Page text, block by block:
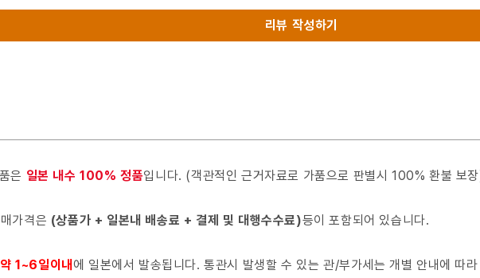
리뷰 작성하기
은 일본 내수 100% 정품입니다. (객관적인 근거자료로 가품으로 판별시 100% 환불 보
가격은 (상품가 + 일본내 배송료 + 결제 및 대행수수료)등이 포함되어 있습니다.
약 1~6일이내에 일본에서 발송됩니다. 통관시 발생할 수 있는 관/부가세는 개별 안내에 따